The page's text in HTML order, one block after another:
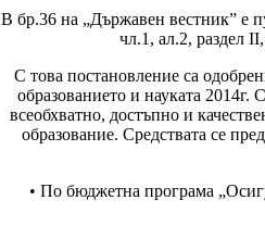
В бр.36 на „Държавен вестник” е
чл.1, ал.2, раздел
С това постановление са
образованието и науката
всеобхватно, достъпно и
образование. Средствата се
• По бюджетна програма